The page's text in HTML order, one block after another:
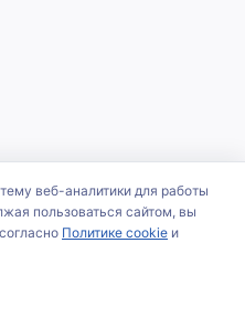
веб-аналитики для работы
пользоваться сайтом, вы
Политике cookie и